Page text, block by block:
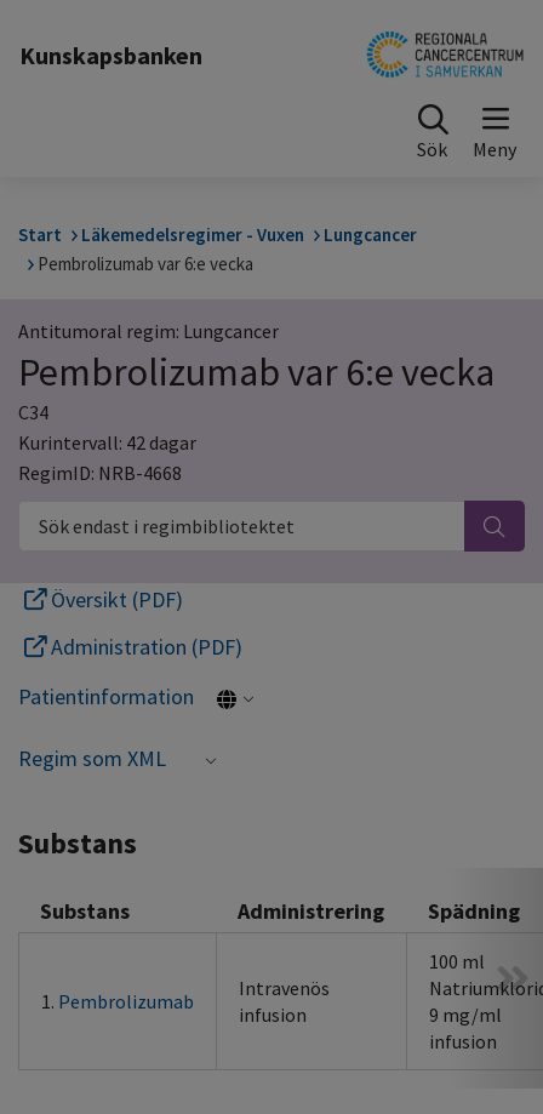
Kunskapsbanken
Sök
Start Läkemedelsregimer - Vuxen
Lungcancer
Pembrolizumab var 6:e vecka
Antitumoral regim: Lungcancer
Pembrolizumab var 6:e vecka
C34
Kurintervall: 42 dagar
RegimID: NRB-4668
Sök endast i regimbibliotektet
Översikt (PDF)
Administration (PDF)
Patientinformation
Regim som XML
Substans
Substans Administrering Spädning
1. Pembrolizumab
Intravenös
infusion
100 ml
9 mg/ml
infusion